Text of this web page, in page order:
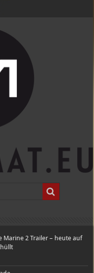
Marine 2 Trailer – heute auf